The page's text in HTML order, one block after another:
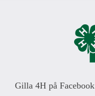
Gilla 4H på Facebook